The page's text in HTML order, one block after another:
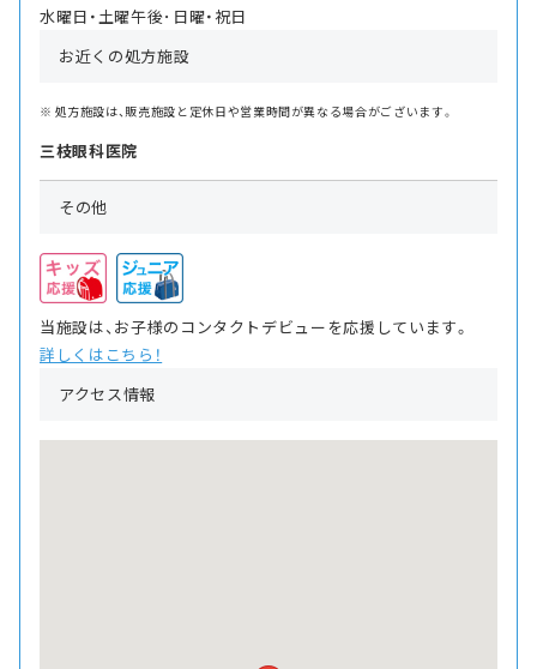
水曜日・土曜午後･日曜・祝日
お近くの処方施設
処方施設は、販売施設と定休日や営業時間が異なる場合がございます。
三枝眼科医院
その他
当施設は、お子様のコンタクトデビューを応援しています。
詳しくはこちら！
アクセス情報